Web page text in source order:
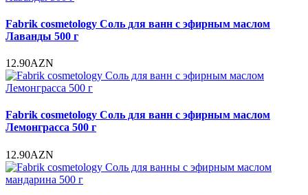
Fabrik cosmetology Соль для ванн с эфирным маслом
Лаванды 500 г
12.90AZN
Fabrik cosmetology Соль для ванн с эфирным маслом
Лемонграсса 500 г
12.90AZN